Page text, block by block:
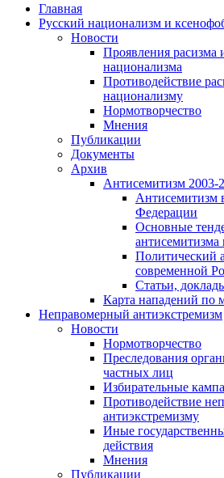
Главная
Русский национализм и
Новости
Проявления расизма
национализма
Противодействие
национализму
Нормотворчество
Мнения
Публикации
Документы
Архив
Антисемитизм 2003-
Антисемитизм
Федерации
Основные
антисемитизма
Политический
современной
Статьи,
Карта нападений по
Неправомерный антиэкстремизм
Новости
Нормотворчество
Преследования
частных лиц
Избирательные
Противодействие
антиэкстремизму
Иные
действия
Мнения
Публикации